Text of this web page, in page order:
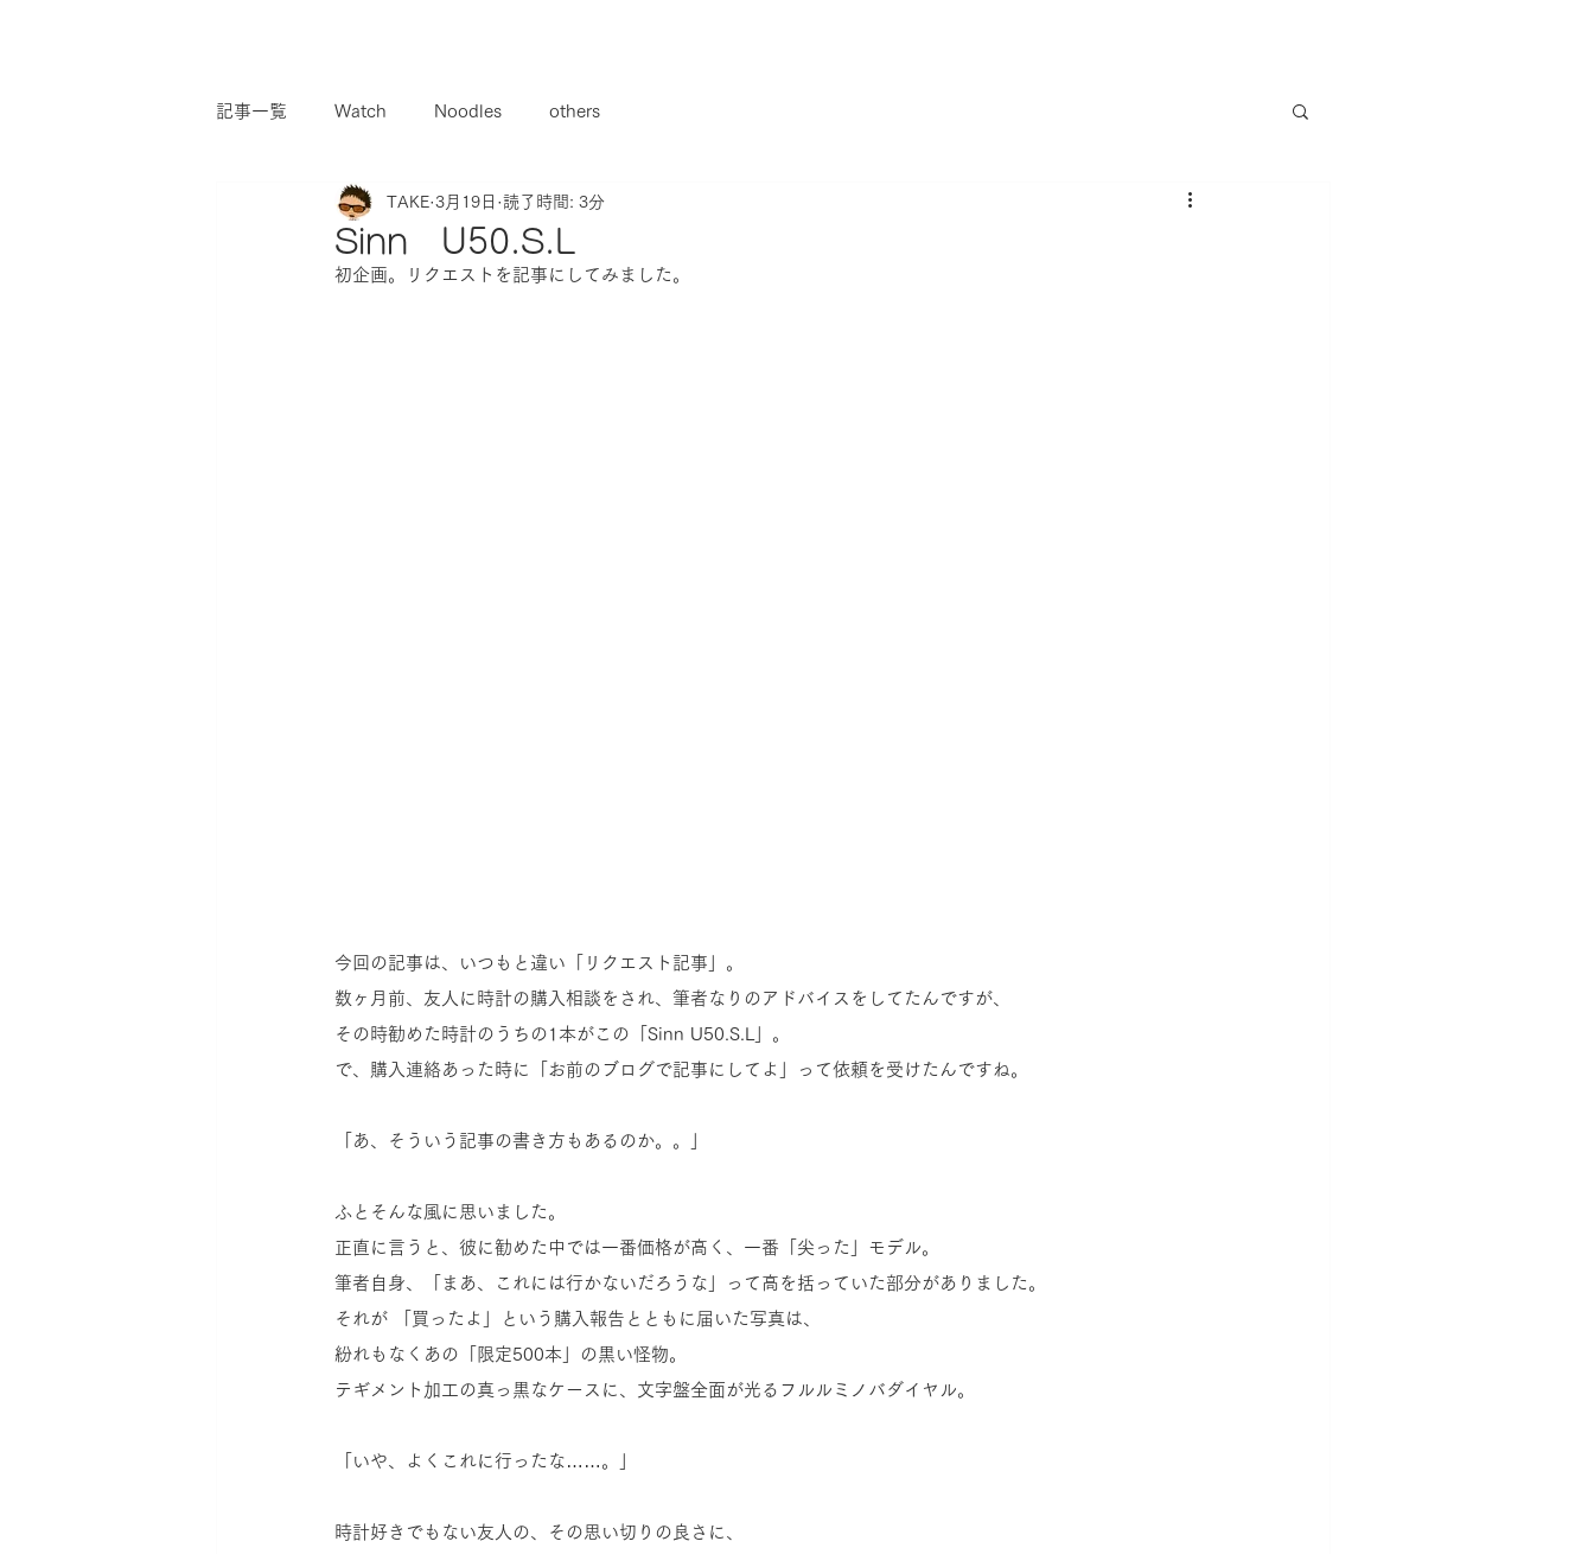
記事一覧 Watch Noodles others
Sinn U50.S.L
TAKE 3月19日 読了時間: 3分
初企画。リクエストを記事にしてみました。
今回の記事は、いつもと違い「リクエスト記事」。
数ヶ月前、友人に時計の購入相談をされ、筆者なりのアドバイスをしてたんですが、
その時勧めた時計のうちの1本がこの「Sinn U50.S.L」。
で、購入連絡あった時に「お前のブログで記事にしてよ」って依頼を受けたんですね。
「あ、そういう記事の書き方もあるのか。。」
ふとそんな風に思いました。
正直に言うと、彼に勧めた中では一番価格が高く、一番「尖った」モデル。
筆者自身、「まあ、これには行かないだろうな」って高を括っていた部分がありました。
それが 「買ったよ」という購入報告とともに届いた写真は、
紛れもなくあの「限定500本」の黒い怪物。
テギメント加工の真っ黒なケースに、文字盤全面が光るフルルミノバダイヤル。
「いや、よくこれに行ったな……。」
時計好きでもない友人の、その思い切りの良さに、